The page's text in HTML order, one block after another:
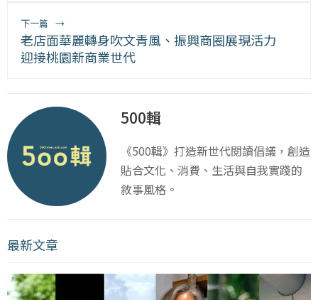
下一篇 →
老店面華麗轉身吹文青風、振興商圈展現活力
迎接桃園新商業世代
500輯
《500輯》打造新世代閱讀倡議，創造
貼合文化、消費、生活與自我實踐的
敘事風格。
最新文章